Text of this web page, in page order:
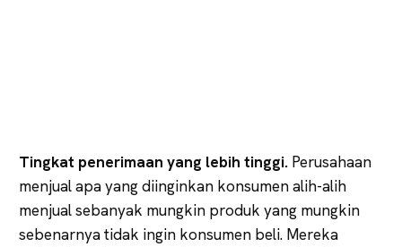
Tingkat penerimaan yang lebih tinggi. Perusahaan
menjual apa yang diinginkan konsumen alih-alih
menjual sebanyak mungkin produk yang mungkin
sebenarnya tidak ingin konsumen beli. Mereka